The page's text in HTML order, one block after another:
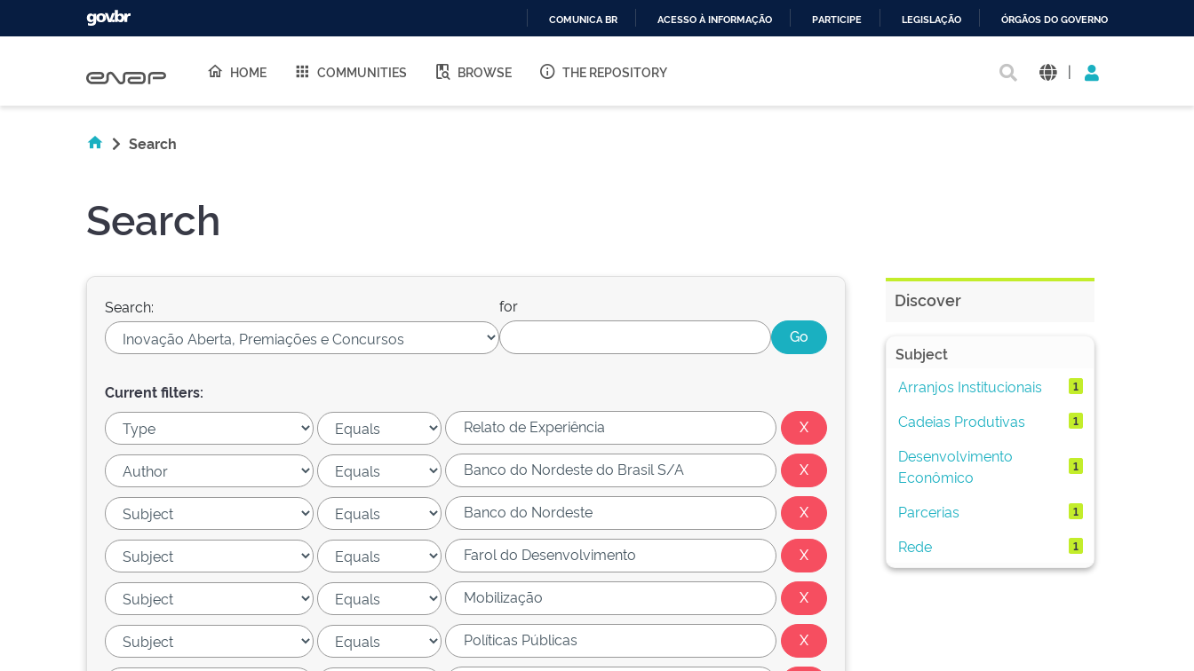
O
COMUNICA BR ACESSO À INFORMAÇÃO PARTICIPE LEGISLAÇÃO ÓRGÃOS DO GOVERNO
HOME COMMUNITIES BROWSE THE REPOSITORY |
Search
Search
Search: for
Current filters:
Discover
Subject
Arranjos Institucionais
1
Cadeias Produtivas 1
Desenvolvimento
Econômico
1
Parcerias 1
Rede 1